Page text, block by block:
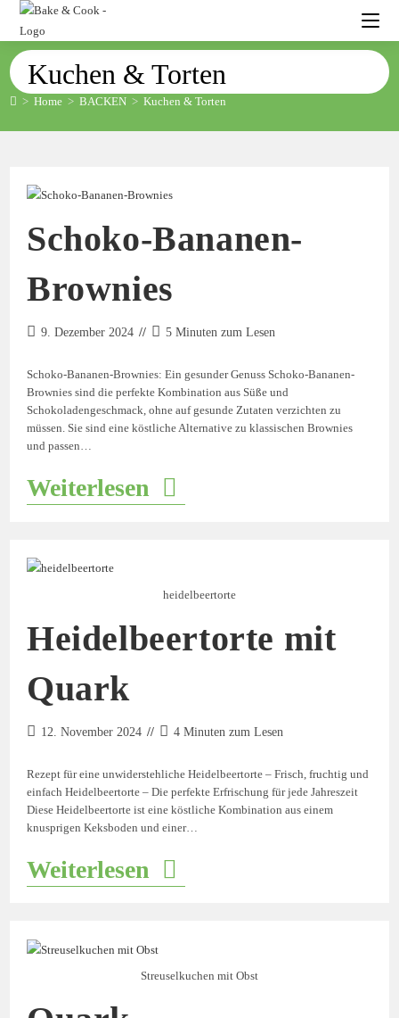
Kuchen & Torten
> Home > BACKEN > Kuchen & Torten
Schoko-Bananen-
Brownies
9. Dezember 2024 5 Minuten zum Lesen
Schoko-Bananen-Brownies: Ein gesunder Genuss Schoko-Bananen-
Brownies sind die perfekte Kombination aus Süße und
Schokoladengeschmack, ohne auf gesunde Zutaten verzichten zu
müssen. Sie sind eine köstliche Alternative zu klassischen Brownies
und passen…
Weiterlesen
heidelbeertorte
Heidelbeertorte mit
Quark
12. November 2024 4 Minuten zum Lesen
Rezept für eine unwiderstehliche Heidelbeertorte – Frisch, fruchtig und
einfach Heidelbeertorte – Die perfekte Erfrischung für jede Jahreszeit
Diese Heidelbeertorte ist eine köstliche Kombination aus einem
knusprigen Keksboden und einer…
Weiterlesen
Streuselkuchen mit Obst